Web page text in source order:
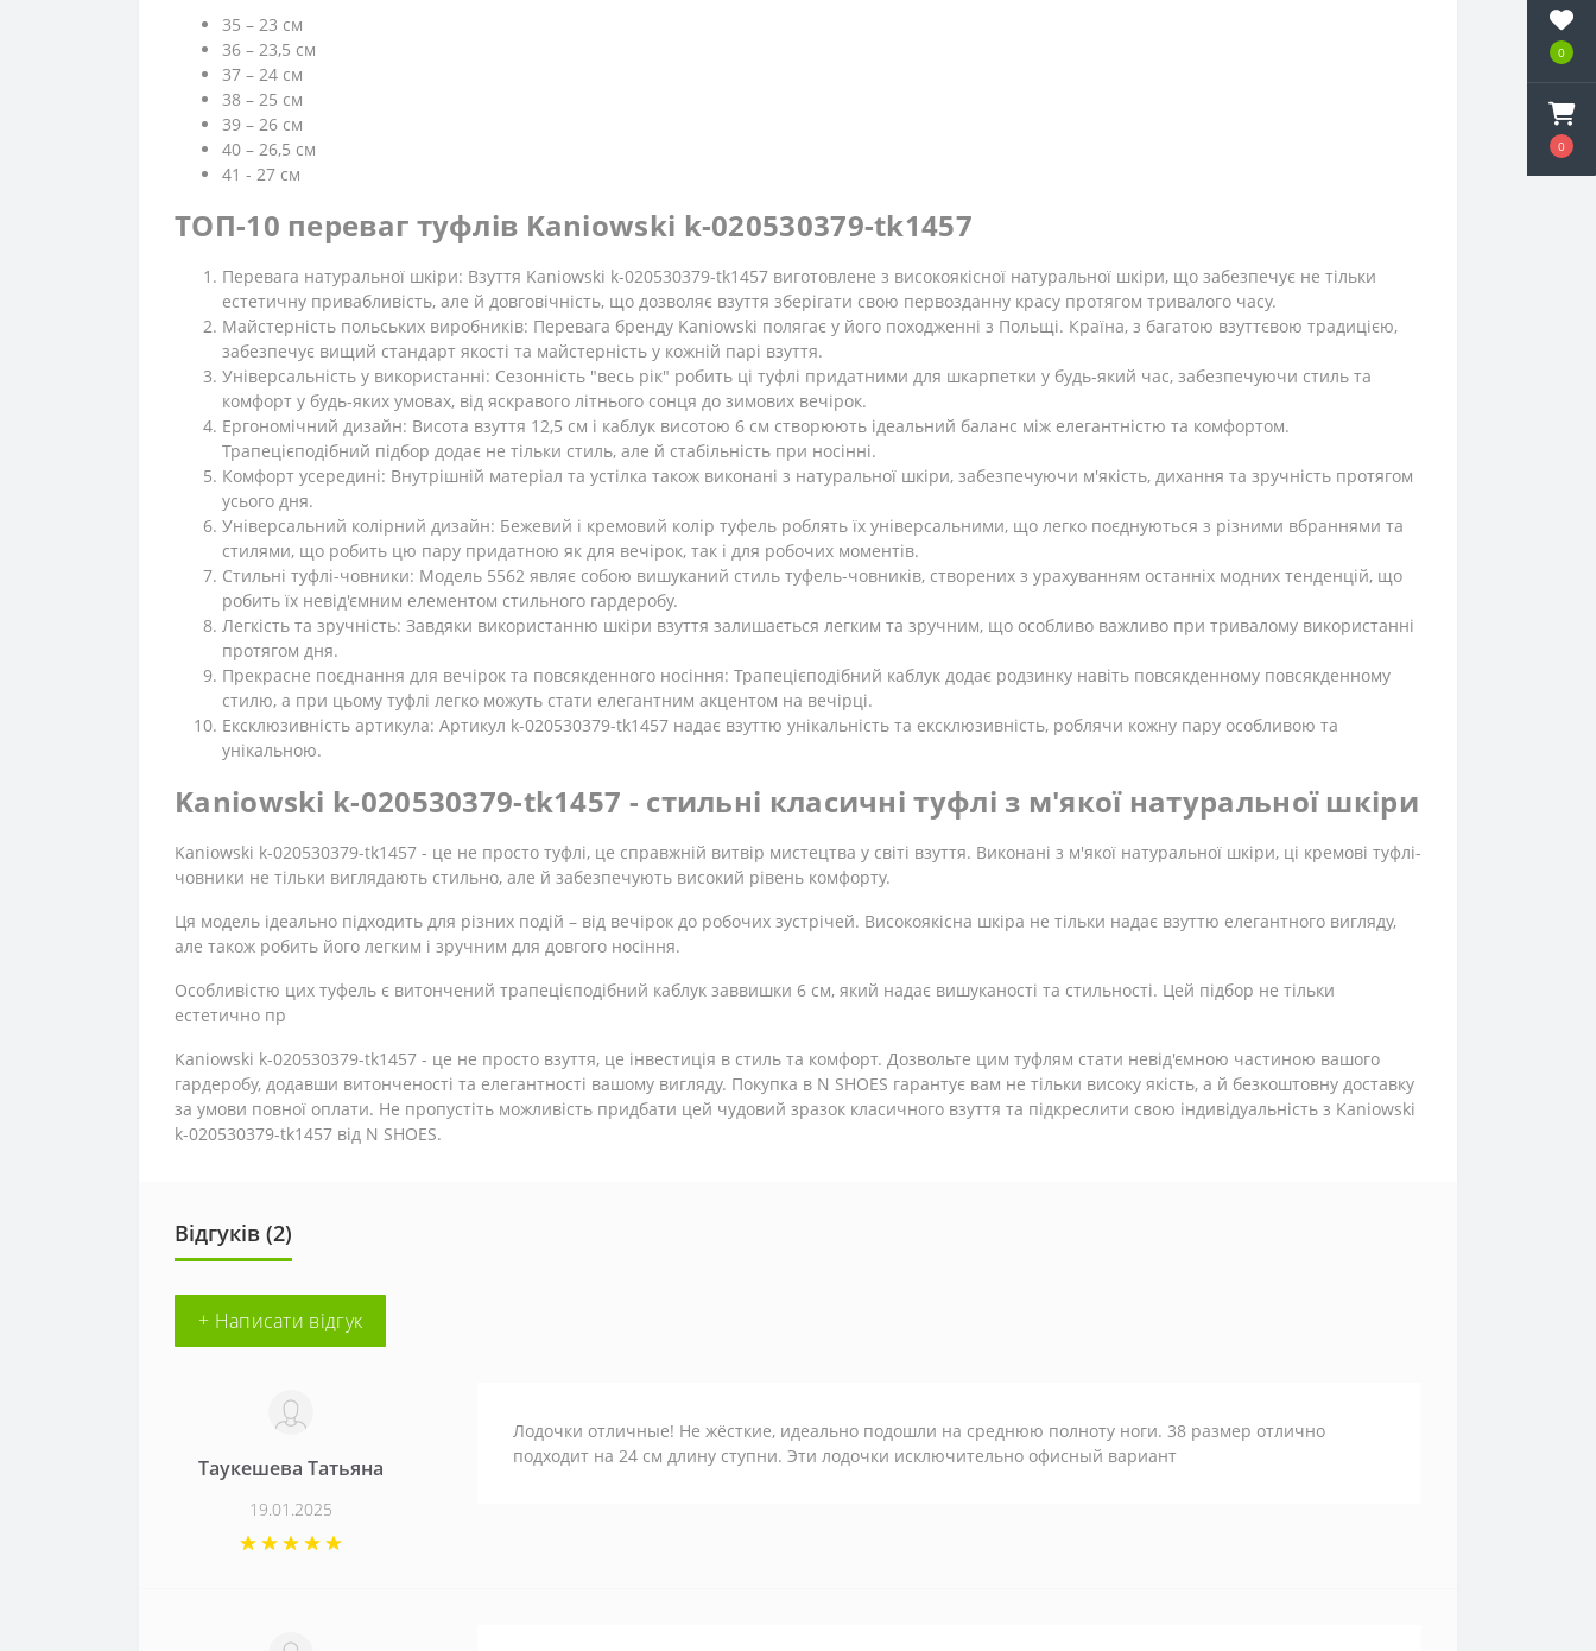
0
0
35 – 23 см
36 – 23,5 см
37 – 24 см
38 – 25 см
39 – 26 см
40 – 26,5 см
41 - 27 см
ТОП-10 переваг туфлів Kaniowski k-020530379-tk1457
Перевага натуральної шкіри: Взуття Kaniowski k-020530379-tk1457 виготовлене з високоякісної натуральної шкіри, що забезпечує не тільки
естетичну привабливість, але й довговічність, що дозволяє взуття зберігати свою первозданну красу протягом тривалого часу.
Майстерність польських виробників: Перевага бренду Kaniowski полягає у його походженні з Польщі. Країна, з багатою взуттєвою традицією,
забезпечує вищий стандарт якості та майстерність у кожній парі взуття.
Універсальність у використанні: Сезонність "весь рік" робить ці туфлі придатними для шкарпетки у будь-який час, забезпечуючи стиль та
комфорт у будь-яких умовах, від яскравого літнього сонця до зимових вечірок.
Ергономічний дизайн: Висота взуття 12,5 см і каблук висотою 6 см створюють ідеальний баланс між елегантністю та комфортом.
Трапецієподібний підбор додає не тільки стиль, але й стабільність при носінні.
Комфорт усередині: Внутрішній матеріал та устілка також виконані з натуральної шкіри, забезпечуючи м'якість, дихання та зручність протягом
усього дня.
Універсальний колірний дизайн: Бежевий і кремовий колір туфель роблять їх універсальними, що легко поєднуються з різними вбраннями та
стилями, що робить цю пару придатною як для вечірок, так і для робочих моментів.
Стильні туфлі-човники: Модель 5562 являє собою вишуканий стиль туфель-човників, створених з урахуванням останніх модних тенденцій, що
робить їх невід'ємним елементом стильного гардеробу.
Легкість та зручність: Завдяки використанню шкіри взуття залишається легким та зручним, що особливо важливо при тривалому використанні
протягом дня.
Прекрасне поєднання для вечірок та повсякденного носіння: Трапецієподібний каблук додає родзинку навіть повсякденному повсякденному
стилю, а при цьому туфлі легко можуть стати елегантним акцентом на вечірці.
Ексклюзивність артикула: Артикул k-020530379-tk1457 надає взуттю унікальність та ексклюзивність, роблячи кожну пару особливою та
унікальною.
Kaniowski k-020530379-tk1457 - стильні класичні туфлі з м'якої натуральної шкіри
Kaniowski k-020530379-tk1457 - це не просто туфлі, це справжній витвір мистецтва у світі взуття. Виконані з м'якої натуральної шкіри, ці кремові туфлі-
човники не тільки виглядають стильно, але й забезпечують високий рівень комфорту.
Ця модель ідеально підходить для різних подій – від вечірок до робочих зустрічей. Високоякісна шкіра не тільки надає взуттю елегантного вигляду,
але також робить його легким і зручним для довгого носіння.
Особливістю цих туфель є витончений трапецієподібний каблук заввишки 6 см, який надає вишуканості та стильності. Цей підбор не тільки
естетично пр
Kaniowski k-020530379-tk1457 - це не просто взуття, це інвестиція в стиль та комфорт. Дозвольте цим туфлям стати невід'ємною частиною вашого
гардеробу, додавши витонченості та елегантності вашому вигляду. Покупка в N SHOES гарантує вам не тільки високу якість, а й безкоштовну доставку
за умови повної оплати. Не пропустіть можливість придбати цей чудовий зразок класичного взуття та підкреслити свою індивідуальність з Kaniowski
k-020530379-tk1457 від N SHOES.
Відгуків (2)
+ Написати відгук
Таукешева Татьяна
19.01.2025
Лодочки отличные! Не жёсткие, идеально подошли на среднюю полноту ноги. 38 размер отлично
подходит на 24 см длину ступни. Эти лодочки исключительно офисный вариант